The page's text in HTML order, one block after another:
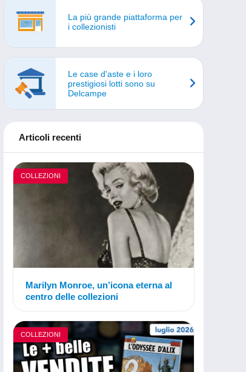
La più grande piattaforma per
i collezionisti
Le case d'aste e i loro
prestigiosi lotti sono su
Delcampe
Articoli recenti
COLLEZIONI
Marilyn Monroe, un’icona eterna al
centro delle collezioni
COLLEZIONI